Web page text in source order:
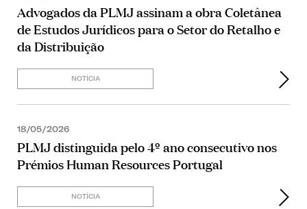
Advogados da PLMJ assinam a obra Coletânea
de Estudos Jurídicos para o Setor do Retalho e
da Distribuição
NOTÍCIA
18/05/2026
PLMJ distinguida pelo 4º ano consecutivo nos
Prémios Human Resources Portugal
NOTÍCIA